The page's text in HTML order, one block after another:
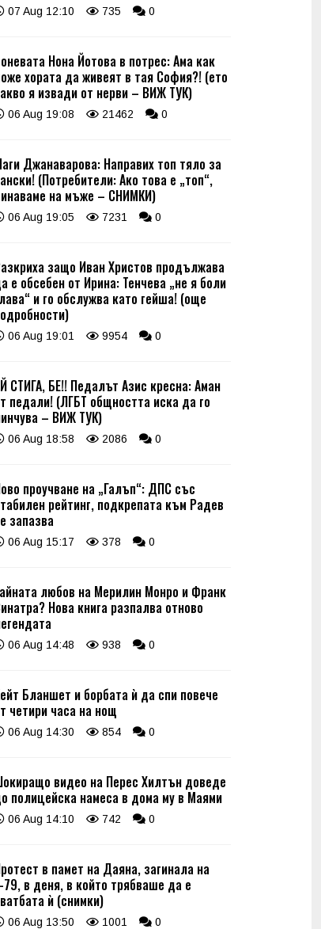
07 Aug 12:10 735 0
Нона Йотова в потрес: Ама как
хората да живеят в тая София?! (ето
я извади от нерви – ВИЖ ТУК)
06 Aug 19:08 21462 0
Джанаварова: Направих топ тяло за
(Потребители: Ако това е „топ“,
на мъже – СНИМКИ)
06 Aug 19:05 7231 0
защо Иван Христов продължава
е обсебен от Ирина: Тенчева „не я боли
и го обслужва като гейша! (още
06 Aug 19:01 9954 0
СТИГА, БЕ!! Педалът Азис кресна: Аман
педали! (ЛГБТ общността иска да го
– ВИЖ ТУК)
06 Aug 18:58 2086 0
проучване на „Галъп“: ДПС със
рейтинг, подкрепата към Радев
запазва
06 Aug 15:17 378 0
любов на Мерилин Монро и Франк
Нова книга разпалва отново
06 Aug 14:48 938 0
Бланшет и борбата ѝ да спи повече
четири часа на нощ
06 Aug 14:30 854 0
видео на Перес Хилтън доведе
полицейска намеса в дома му в Маями
06 Aug 14:10 742 0
в памет на Даяна, загинала на
79, в деня, в който трябваше да е
ѝ (снимки)
06 Aug 13:50 1001 0